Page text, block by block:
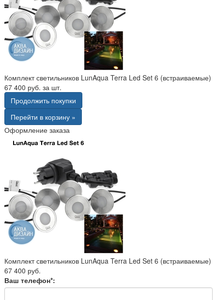
Комплект светильников LunAqua Terra Led Set 6 (встраиваемые)
67 400 руб. за шт.
Продолжить покупки
Перейти в корзину »
Оформление заказа
Комплект светильников LunAqua Terra Led Set 6 (встраиваемые)
67 400 руб.
Ваш телефон*: